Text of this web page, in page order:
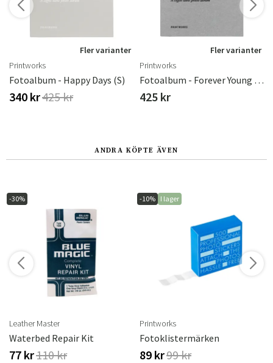
Fler varianter
Printworks
Fotoalbum - Happy Days (S)
340 kr425 kr
Fler varianter
Printworks
Fotoalbum - Forever Young (S)
425 kr
ANDRA KÖPTE ÄVEN
-30%
Leather Master
Waterbed Repair Kit
77 kr110 kr
-10% I lager
Printworks
Fotoklistermärken
89 kr99 kr